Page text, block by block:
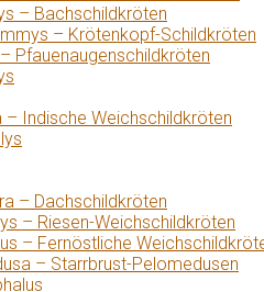
– Bachschildkröten
– Krötenkopf-Schildkröten
Pfauenaugenschildkröten
– Indische Weichschildkröten
– Dachschildkröten
– Riesen-Weichschildkröten
– Fernöstliche
– Starrbrust-Pelomedusen